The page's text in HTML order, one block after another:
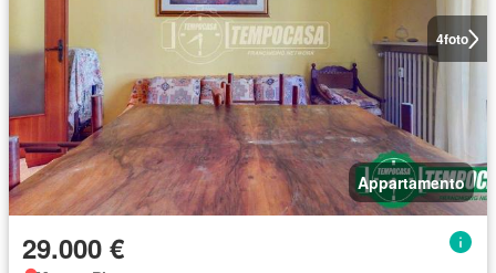
4foto
Appartamento
29.000 €